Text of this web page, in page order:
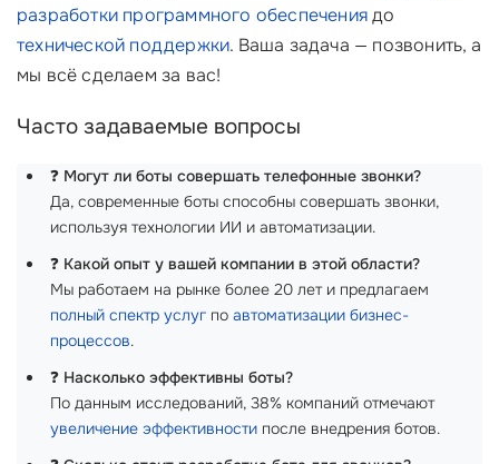
разработки программного обеспечениядо
технической поддержки. Ваша задача — позвонить, а
мы всё сделаем за вас!
Часто задаваемые вопросы
❓ Могут ли боты совершать телефонные звонки?
Да, современные боты способны совершать звонки,
используя технологии ИИ и автоматизации.
❓ Какой опыт у вашей компании в этой области?
Мы работаем на рынке более 20 лет и предлагаем
полный спектр услуг по автоматизации бизнес-
процессов.
❓ Насколько эффективны боты?
По данным исследований, 38% компаний отмечают
увеличение эффективности после внедрения ботов.